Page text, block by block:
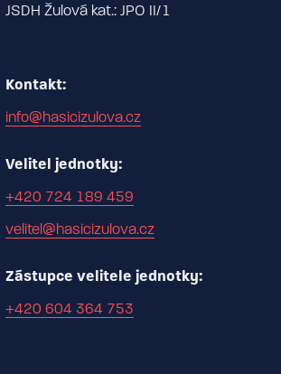
JSDH Žulová kat.: JPO II/1
Kontakt:
info@hasicizulova.cz
Velitel jednotky:
+420 724 189 459
velitel@hasicizulova.cz
Zástupce velitele jednotky:
+420 604 364 753